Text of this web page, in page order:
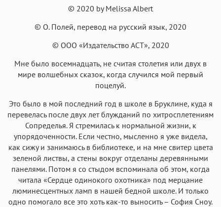
© 2020 by Melissa Albert
© О. Полей, перевод на русский язык, 2020
© ООО «Издательство АСТ», 2020
Мне было восемнадцать, не считая столетия или двух в
мире волшебных сказок, когда случился мой первый
поцелуй.
Это было в мой последний год в школе в Бруклине, куда я
перевелась после двух лет блужданий по хитросплетениям
Сопределья. Я стремилась к нормальной жизни, к
упорядоченности. Если честно, мысленно я уже видела,
как сижу и занимаюсь в библиотеке, и на мне свитер цвета
зеленой листвы, а стены вокруг отделаны деревянными
панелями. Потом я со стыдом вспоминала об этом, когда
читала «Сердце одинокого охотника» под мерцание
люминесцентных ламп в нашей бедной школе. И только
одно помогало все это хоть как-то выносить – София Сноу.